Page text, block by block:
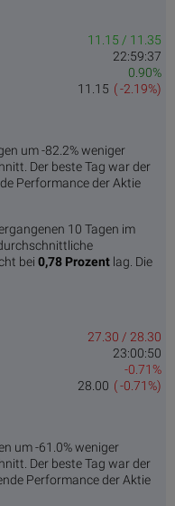
11.15 / 11.35
22:59:37
0.90%
( -2.19%)
11.15
um -82.2% weniger
Der beste Tag war der
Performance der Aktie
10 Tagen im
bei 0,78 Prozent lag. Die
27.30 / 28.30
23:00:50
-0.71%
( -0.71%)
28.00
um -61.0% weniger
Der beste Tag war der
Performance der Aktie